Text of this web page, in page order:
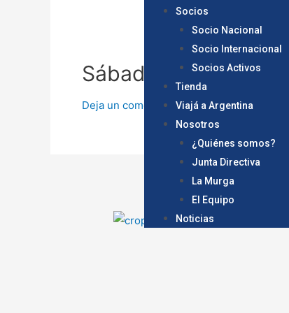
Socios
Socio Nacional
Socio Internacional
Socios Activos
Tienda
Viajá a Argentina
Nosotros
¿Quiénes somos?
Junta Directiva
La Murga
El Equipo
Noticias
Sábado 1 de abril a
Deja un comentario /Boca Juniors,